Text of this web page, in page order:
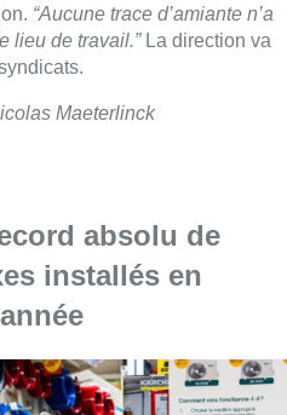
“Aucune trace d’amiante n’a
lieu de travail.”La direction va
Maeterlinck
absolu de
installés en